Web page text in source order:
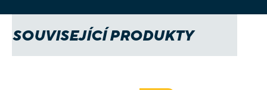
SOUVISEJÍCÍ PRODUKTY